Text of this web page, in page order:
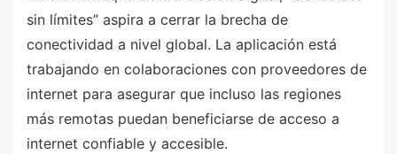
sin límites” aspira a cerrar la brecha de
conectividad a nivel global. La aplicación está
trabajando en colaboraciones con proveedores de
internet para asegurar que incluso las regiones
más remotas puedan beneficiarse de acceso a
internet confiable y accesible.